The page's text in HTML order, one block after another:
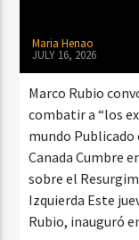
Maria Henao
JULY 16, 2026
Marco Rubio
combatir a “los
mundo Publicado
Canada Cumbre
sobre el
Izquierda Este
Rubio, inauguró